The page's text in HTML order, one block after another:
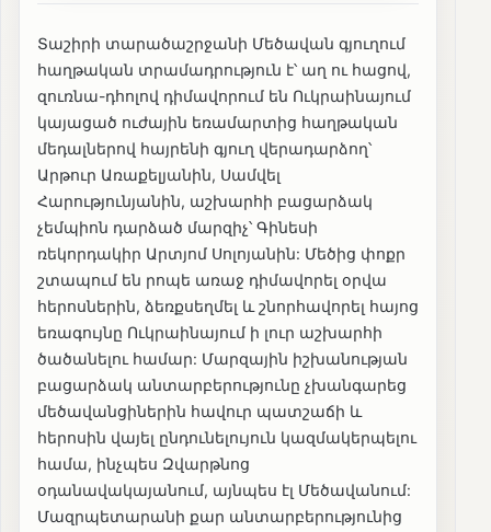
Տաշիրի տարածաշրջանի Մեծավան գյուղում
հաղթական տրամադրություն է՝ աղ ու հացով,
զուռնա-դհոլով դիմավորում են Ուկրաինայում
կայացած ուժային եռամարտից հաղթական
մեդալներով հայրենի գյուղ վերադարձող՝
Արթուր Առաքելյանին, Սամվել
Հարությունյանին, աշխարհի բացարձակ
չեմպիոն դարձած մարզիչ՝ Գինեսի
ռեկորդակիր Արտյոմ Սոլոյանին: Մեծից փոքր
շտապում են րոպե առաջ դիմավորել օրվա
հերոսներին, ձեռքսեղմել և շնորհավորել հայոց
եռագույնը Ուկրաինայում ի լուր աշխարհի
ծածանելու համար: Մարզային իշխանության
բացարձակ անտարբերությունը չխանգարեց
մեծավանցիներին հավուր պատշաճի և
հերոսին վայել ընդունելույուն կազմակերպելու
համա, ինչպես Զվարթնոց
օդանավակայանում, այնպես էլ Մեծավանում:
Մազրպետարանի քար անտարբերությունից